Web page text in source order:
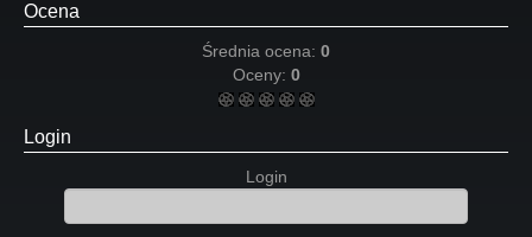
Ocena
Średnia ocena: 0
Oceny: 0
Login
Login